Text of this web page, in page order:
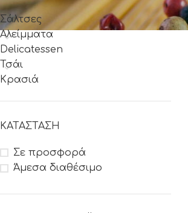
Σάλτσες
Αλείμματα
Delicatessen
Τσάι
Κρασιά
ΚΑΤΆΣΤΑΣΗ
Σε προσφορά
Άμεσα διαθέσιμο